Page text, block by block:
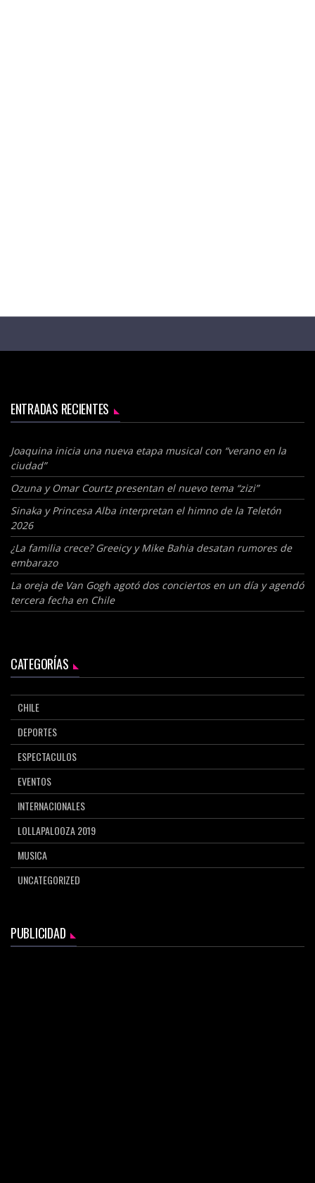
ENTRADAS RECIENTES
Joaquina inicia una nueva etapa musical con “verano en la
ciudad”
Ozuna y Omar Courtz presentan el nuevo tema “zizi”
Sinaka y Princesa Alba interpretan el himno de la Teletón
2026
¿La familia crece? Greeicy y Mike Bahia desatan rumores de
embarazo
La oreja de Van Gogh agotó dos conciertos en un día y agendó
tercera fecha en Chile
CATEGORÍAS
CHILE
DEPORTES
ESPECTACULOS
EVENTOS
INTERNACIONALES
LOLLAPALOOZA 2019
MUSICA
UNCATEGORIZED
PUBLICIDAD